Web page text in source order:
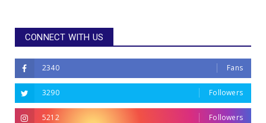
CONNECT WITH US
2340 Fans
3290 Followers
5212 Followers